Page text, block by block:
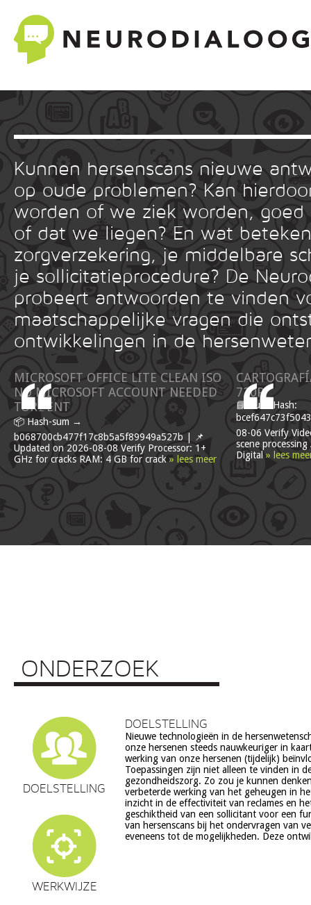
Kunnen hersenscans nieuwe
op oude problemen? Kan
worden of we ziek worden, goed
of dat we liegen? En wat
zorgverzekering, je middelbare
je sollicitatieprocedure? De
probeert antwoorden te vinden
maatschappelijke vragen die
ontwikkelingen in de
MICROSOFT OFFICE LITE CLEAN ISO
NO MICROSOFT ACCOUNT NEEDED
TOR𝚛ENT
📦 Hash-sum →
b068700cb477f17c8b5a5f89949a527b | 📌
Updated on 2026-08-08 Verify Processor: 1+
GHz for cracks RAM: 4 GB for crack » lees meer
720P
📘 Build Hash:
08-06 Verify
scene
Digital » lees
ONDERZOEK
DOELSTELLING
WERKWIJZE
DOELSTELLING
Nieuwe technologieën in de
onze hersenen steeds nauwkeuriger in
werking van onze hersenen (tijdelijk)
Toepassingen zijn niet alleen te vinden in
gezondheidszorg. Zo zou je kunnen
verbeterde werking van het geheugen in
inzicht in de effectiviteit van reclames en
geschiktheid van een sollicitant voor een
van hersenscans bij het ondervragen van
eveneens tot de mogelijkheden. Deze
echter ook veel vragen op, onder meer op
ethiek (recht op privacy, gelijkheid,
volksgezondheid (veiligheid) en veranderingen in ons
en waarden stelsel. De beoogde commerciële toepassing
een aantal van deze technologieën is een extra
zorg. Het doel van dit project is om een
verantwoorde ontwikkeling van
hersenwetenschappen te realiseren,